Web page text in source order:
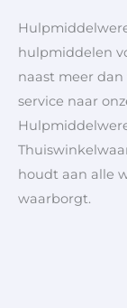
hulpmiddelen
naast meer
service naar
houdt aan alle
waarborgt.